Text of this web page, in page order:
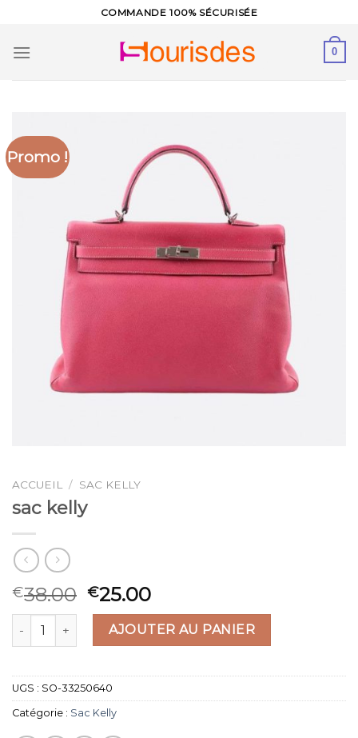
content
COMMANDE 100% SÉCURISÉE
0
Promo !
ACCUEIL / SAC KELLY
sac kelly
€38.00 €25.00
quantité de sac kellyAJOUTER AU PANIER
UGS : SO-33250640
Catégorie : Sac Kelly